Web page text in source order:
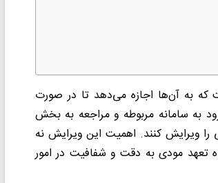
که به آن‌ها اجازه می‌دهد تا در صورت
ورود به سامانه مربوطه و مراجعه به بخش
را ویرایش کنند. اهمیت این ویرایش نه
تعهد مودی به دقت و شفافیت در امور